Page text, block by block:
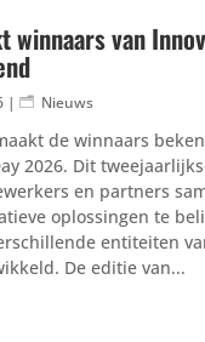
winnaars van
| Nieuws
de winnaars
2026. Dit
en partners
oplossingen te
entiteiten
De editie van...